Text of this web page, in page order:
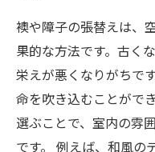
襖や障子の張替えは、
果的な方法です。古く
栄えが悪くなりがちで
命を吹き込むことがで
選ぶことで、室内の雰
です。 例えば、和風の